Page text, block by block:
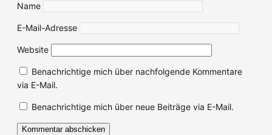
Name
E-Mail-Adresse
Website
Benachrichtige mich über nachfolgende Kommentare
via E-Mail.
Benachrichtige mich über neue Beiträge via E-Mail.